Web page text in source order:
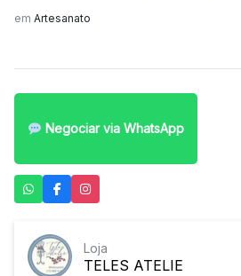
em Artesanato
Negociar via WhatsApp
TELES ATELIE
Loja